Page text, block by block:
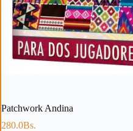
Patchwork Andina
280.0Bs.